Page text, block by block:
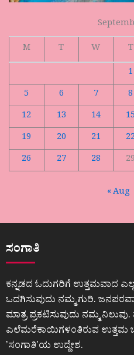
M
T W T
1
5
6 7 8
12
13 14 15
19
20 21
26
27 28 29
« Aug
ಸಂಗಾತಿ
ಕನ್ನಡದ ಓದುಗರಿಗೆ ಉತ್ತಮವಾದ
ಒದಗಿಸುವುದು ನಮ್ಮ ಗುರಿ.
ಮಾತ್ರ ಪ್ರಕಟಿಸುವುದು ನಮ್ಮ
ಎಲೆಮರೆಕಾಯಿಗಳಂತಿರುವ ಉತ್ತಮ
ʼಸಂಗಾತಿʼಯ ಉದ್ದೇಶ.